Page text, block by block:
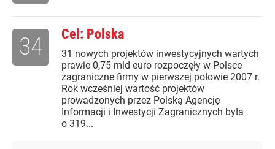
Cel: Polska
31 nowych projektów inwestycyjnych wartych
prawie 0,75 mld euro rozpoczęły w Polsce
zagraniczne firmy w pierwszej połowie 2007 r.
Rok wcześniej wartość projektów
prowadzonych przez Polską Agencję
Informacji i Inwestycji Zagranicznych była
o 319...
34